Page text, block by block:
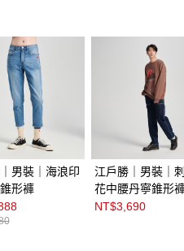
男裝｜海浪印
形褲
江戶勝｜男裝｜
花中腰丹寧錐形
NT$3,690